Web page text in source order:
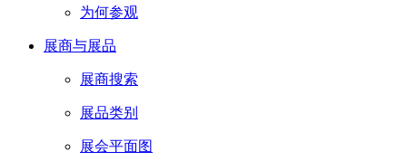
为何参观
展商与展品
展商搜索
展品类别
展会平面图